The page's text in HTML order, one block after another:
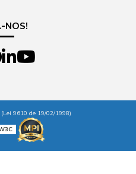
NOS!
9610 de 19/02/1998)